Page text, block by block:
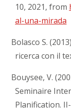
10, 2021, from
al-una-mirada
Bolasco S.
ricerca con il
Bouysee, V.
Seminaire
Planification.